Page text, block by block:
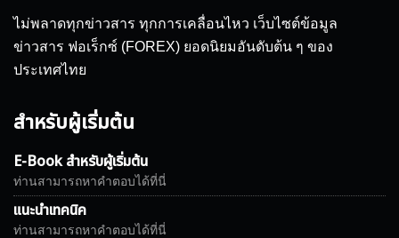
ไม่พลาดทุกข่าวสาร ทุกการเคลื่อนไหว เว็บไซต์ข้อมูล
ข่าวสาร ฟอเร็กซ์ (FOREX) ยอดนิยมอันดับต้น ๆ ของ
ประเทศไทย
สำหรับผู้เริ่มต้น
E-Book สำหรับผู้เริ่มต้น
ท่านสามารถหาคำตอบได้ที่นี่
แนะนำเทคนิค
ท่านสามารถหาคำตอบได้ที่นี่